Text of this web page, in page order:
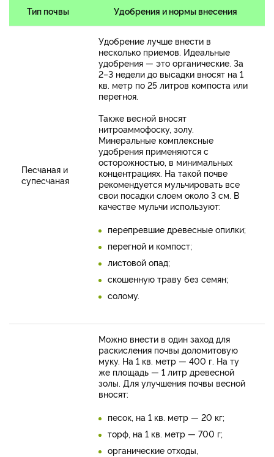
Тип почвы Удобрения и нормы внесения
Песчаная и
супесчаная
Удобрение лучше внести в
несколько приемов. Идеальные
удобрения — это органические. За
2–3 недели до высадки вносят на 1
кв. метр по 25 литров компоста или
перегноя.
Также весной вносят
нитроаммофоску, золу.
Минеральные комплексные
удобрения применяются с
осторожностью, в минимальных
концентрациях. На такой почве
рекомендуется мульчировать все
свои посадки слоем около 3 см. В
качестве мульчи используют:
перепревшие древесные опилки;
перегной и компост;
листовой опад;
скошенную траву без семян;
солому.
Можно внести в один заход для
раскисления почвы доломитовую
муку. На 1 кв. метр — 400 г. На ту
же площадь — 1 литр древесной
золы. Для улучшения почвы весной
вносят:
песок, на 1 кв. метр — 20 кг;
торф, на 1 кв. метр — 700 г;
органические отходы,